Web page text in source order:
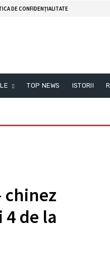
DE CONFIDENȚIALITATE
TOP NEWS ISTORII
chinez
de la